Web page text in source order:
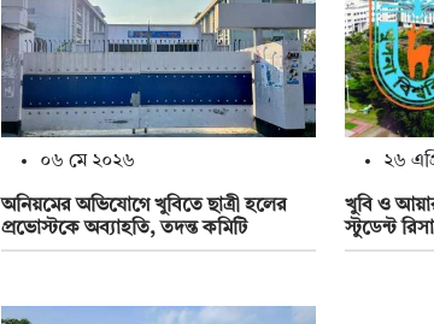
০৬ মে ২০২৬
অনিয়মের অভিযোগে খুবিতে ছাত্রী হলের
প্রভোস্টকে অব্যাহতি, তদন্ত কমিটি
২৬
খুবি ও
স্টুডেন্ট